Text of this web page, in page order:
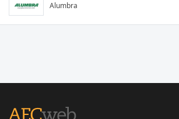
Alumbra